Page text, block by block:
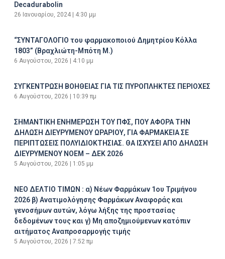
Decadurabolin
26 Ιανουαρίου, 2024 4:30 μμ
“ΣΥΝΤΑΓΟΛΟΓΙΟ του φαρμακοποιού Δημητρίου Κόλλα
1803” (Βραχλιώτη-Μπότη Μ.)
6 Αυγούστου, 2026 4:10 μμ
ΣΥΓΚΕΝΤΡΩΣΗ ΒΟΗΘΕΙΑΣ ΓΙΑ ΤΙΣ ΠΥΡΟΠΛΗΚΤΕΣ ΠΕΡΙΟΧΕΣ
6 Αυγούστου, 2026 10:39 πμ
ΣΗΜΑΝΤΙΚΗ ΕΝΗΜΕΡΩΣΗ ΤΟΥ ΠΦΣ, ΠΟΥ ΑΦΟΡΑ ΤΗΝ
ΔΗΛΩΣΗ ΔΙΕΥΡΥΜΕΝΟΥ ΩΡΑΡΙΟΥ, ΓΙΑ ΦΑΡΜΑΚΕΙΑ ΣΕ
ΠΕΡΙΠΤΩΣΕΙΣ ΠΟΛΥΙΔΙΟΚΤΗΣΙΑΣ. ΘΑ ΙΣΧΥΣΕΙ ΑΠΟ ΔΗΛΩΣΗ
ΔΙΕΥΡΥΜΕΝΟΥ ΝΟΕΜ – ΔΕΚ 2026
5 Αυγούστου, 2026 1:05 μμ
ΝΕΟ ΔΕΛΤΙΟ ΤΙΜΩΝ : α) Νέων Φαρμάκων 1ου Τριμήνου
2026 β) Ανατιμολόγησης Φαρμάκων Αναφοράς και
γενοσήμων αυτών, λόγω λήξης της προστασίας
δεδομένων τους και γ) Μη αποζημιούμενων κατόπιν
αιτήματος Αναπροσαρμογής τιμής
5 Αυγούστου, 2026 7:52 πμ